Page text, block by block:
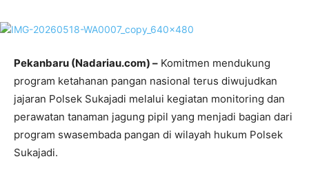
Pekanbaru (Nadariau.com) – Komitmen mendukung
program ketahanan pangan nasional terus diwujudkan
jajaran Polsek Sukajadi melalui kegiatan monitoring dan
perawatan tanaman jagung pipil yang menjadi bagian dari
program swasembada pangan di wilayah hukum Polsek
Sukajadi.